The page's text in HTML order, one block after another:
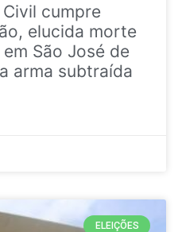
cumpre
elucida morte
São José de
arma subtraída
ELEIÇÕES